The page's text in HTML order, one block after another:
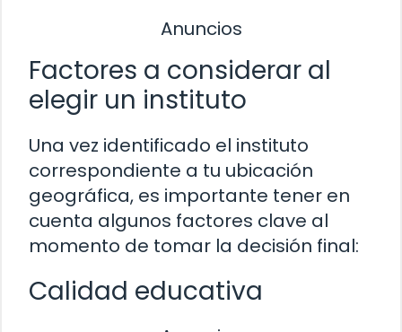
Anuncios
Factores a considerar al
elegir un instituto
Una vez identificado el instituto
correspondiente a tu ubicación
geográfica, es importante tener en
cuenta algunos factores clave al
momento de tomar la decisión final:
Calidad educativa